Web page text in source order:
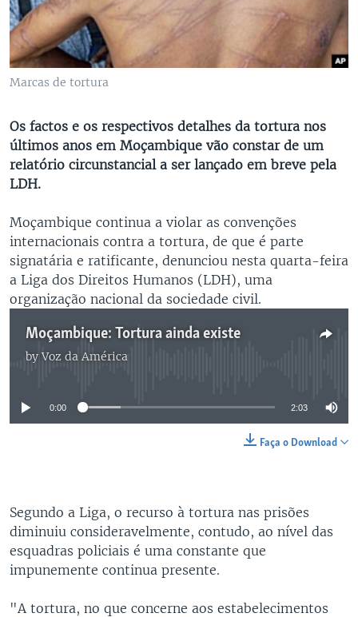
Marcas de tortura
Os factos e os respectivos detalhes da tortura nos
últimos anos em Moçambique vão constar de um
relatório circunstancial a ser lançado em breve pela
LDH.
Moçambique continua a violar as convenções
internacionais contra a tortura, de que é parte
signatária e ratificante, denunciou nesta quarta-feira
a Liga dos Direitos Humanos (LDH), uma
organização nacional da sociedade civil.
Moçambique: Tortura ainda existe
byVoz da América
No media source currently available
0:00 2:03
Faça o Download
Segundo a Liga, o recurso à tortura nas prisões
diminuiu consideravelmente, contudo, ao nível das
esquadras policiais é uma constante que
impunemente continua presente.
"A tortura, no que concerne aos estabelecimentos